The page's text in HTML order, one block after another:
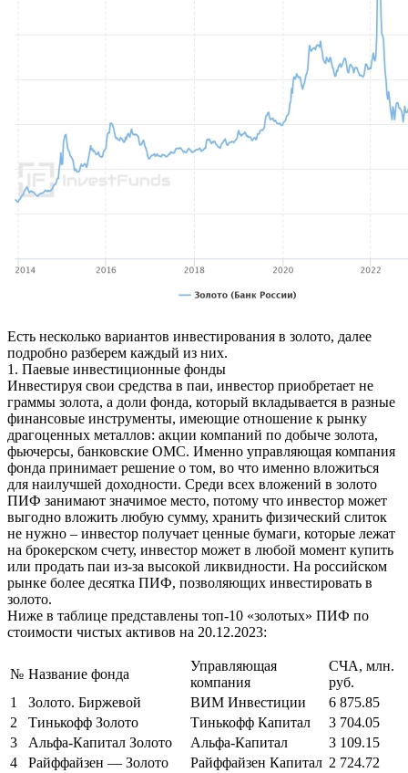
Есть несколько вариантов инвестирования в золото, далее
подробно разберем каждый из них.
1. Паевые инвестиционные фонды
Инвестируя свои средства в паи, инвестор приобретает не
граммы золота, а доли фонда, который вкладывается в разные
финансовые инструменты, имеющие отношение к рынку
драгоценных металлов: акции компаний по добыче золота,
фьючерсы, банковские ОМС. Именно управляющая компания
фонда принимает решение о том, во что именно вложиться
для наилучшей доходности. Среди всех вложений в золото
ПИФ занимают значимое место, потому что инвестор может
выгодно вложить любую сумму, хранить физический слиток
не нужно – инвестор получает ценные бумаги, которые лежат
на брокерском счету, инвестор может в любой момент купить
или продать паи из-за высокой ликвидности. На российском
рынке более десятка ПИФ, позволяющих инвестировать в
золото.
Ниже в таблице представлены топ-10 «золотых» ПИФ по
стоимости чистых активов на 20.12.2023:
№ Название фонда
Управляющая
компания
СЧА, млн.
руб.
1
Золото. Биржевой ВИМ Инвестиции
6 875.85
2
Тинькофф Золото Тинькофф Капитал
3 704.05
3
Альфа-Капитал Золото Альфа-Капитал
3 109.15
4
Райффайзен — Золото Райффайзен Капитал 2 724.72